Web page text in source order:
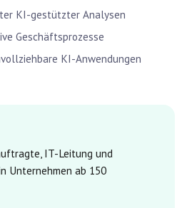
KI-gestützter Analysen
Geschäftsprozesse
KI-Anwendungen
IT-Leitung und
Unternehmen ab 150